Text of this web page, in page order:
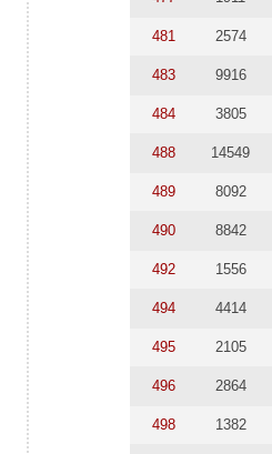
481 2574
483 9916
484 3805
488 14549
489 8092
490 8842
492 1556
494 4414
495 2105
496 2864
498 1382